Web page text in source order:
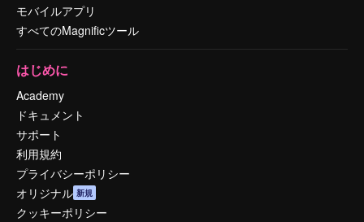
モバイルアプリ
すべてのMagnificツール
はじめに
Academy
ドキュメント
サポート
利用規約
プライバシーポリシー
オリジナル 新規
クッキーポリシー